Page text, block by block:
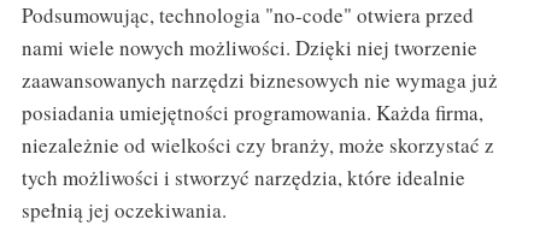
Podsumowując, technologia "no-code" otwiera przed
nami wiele nowych możliwości. Dzięki niej tworzenie
zaawansowanych narzędzi biznesowych nie wymaga już
posiadania umiejętności programowania. Każda firma,
niezależnie od wielkości czy branży, może skorzystać z
tych możliwości i stworzyć narzędzia, które idealnie
spełnią jej oczekiwania.